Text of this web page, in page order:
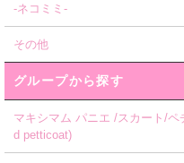
-ネコミミ-
その他
グループから探す
マキシマム パニエ /スカート/
d petticoat)